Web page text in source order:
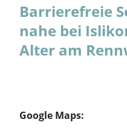
Barrierefreie
nahe bei
Alter am
Google Maps: